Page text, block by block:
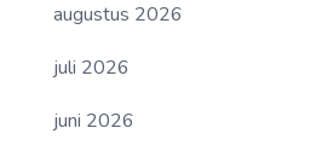
augustus 2026
juli 2026
juni 2026